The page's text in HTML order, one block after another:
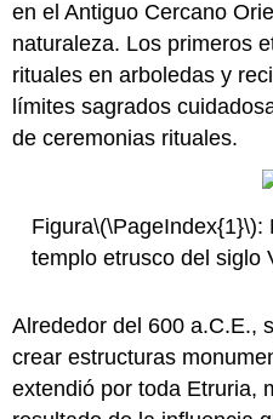
el
nombre
de
Vulca?
Recursos
adicionales:
la
enseñanza
aprendizaje:
en el Antiguo Cercano
naturaleza. Los primeros
rituales en arboledas y
límites sagrados
de ceremonias rituales.
Figura\(\PageIndex{1}\):
templo etrusco del siglo
Alrededor del 600 a.C.E.,
crear estructuras
extendió por toda Etruria,